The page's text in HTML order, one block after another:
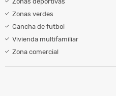
Zonas verdes
Cancha de futbol
Vivienda multifamiliar
Zona comercial